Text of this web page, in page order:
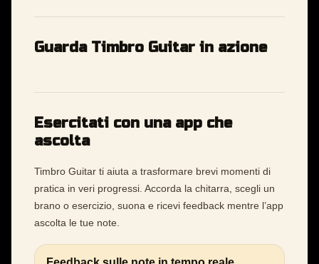
Guarda Timbro Guitar in azione
Esercitati con una app che
ascolta
Timbro Guitar ti aiuta a trasformare brevi momenti di
pratica in veri progressi. Accorda la chitarra, scegli un
brano o esercizio, suona e ricevi feedback mentre l’app
ascolta le tue note.